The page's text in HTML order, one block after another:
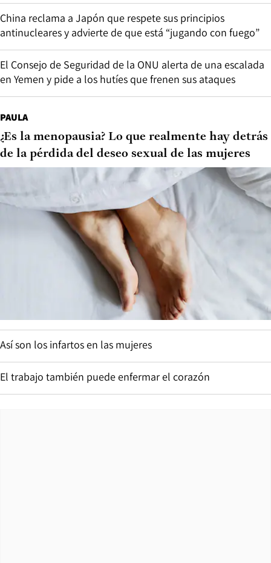
China reclama a Japón que respete sus principios
antinucleares y advierte de que está “jugando con fuego”
El Consejo de Seguridad de la ONU alerta de una escalada
en Yemen y pide a los hutíes que frenen sus ataques
PAULA
¿Es la menopausia? Lo que realmente hay detrás
de la pérdida del deseo sexual de las mujeres
Así son los infartos en las mujeres
El trabajo también puede enfermar el corazón